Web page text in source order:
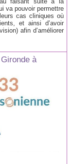
va pouvoir permettre
cas cliniques où
et ainsi d’avoir
afin d’améliorer
à